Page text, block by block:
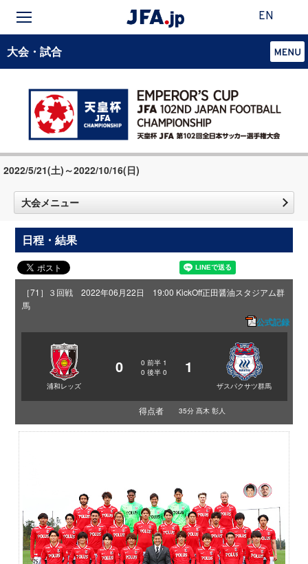
EN
大会・試合
2022/5/21(土)～2022/10/16(日)
大会メニュー
日程・結果
［71］３回戦 2022年06月22日 19:00 KickOff正田醤油スタジアム群
馬
公式記録
浦和レッズ
0 0 前半 1
0 後半 0 1
ザスパクサツ群馬
得点者 35分 髙木 彰人